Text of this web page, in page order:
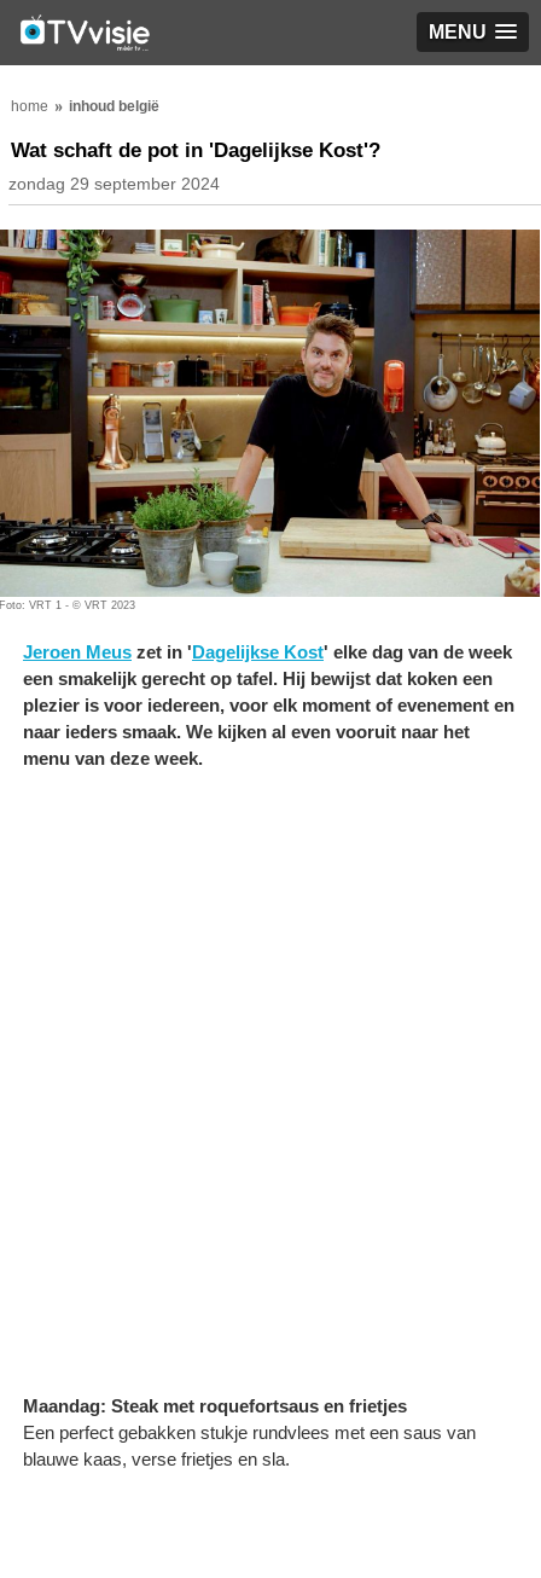
MENU
home inhoud belgië
Wat schaft de pot in 'Dagelijkse Kost'?
zondag 29 september 2024
Foto: VRT 1 - © VRT 2023
Jeroen Meus zet in 'Dagelijkse Kost' elke dag van de week
een smakelijk gerecht op tafel. Hij bewijst dat koken een
plezier is voor iedereen, voor elk moment of evenement en
naar ieders smaak. We kijken al even vooruit naar het
menu van deze week.
Maandag: Steak met roquefortsaus en frietjes
Een perfect gebakken stukje rundvlees met een saus van
blauwe kaas, verse frietjes en sla.